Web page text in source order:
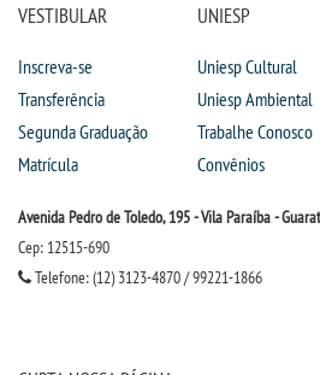
VESTIBULAR
Inscreva-se
Transferência
Segunda Graduação
Matrícula
UNIESP
Uniesp Cultural
Uniesp Ambiental
Trabalhe Conosco
Convênios
Avenida Pedro de Toledo, 195 - Vila Paraíba -
Cep: 12515-690
Telefone: (12) 3123-4870 / 99221-1866